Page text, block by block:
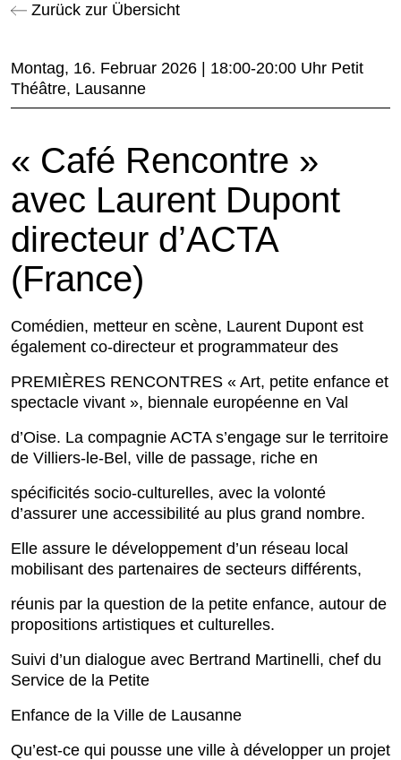
Zurück zur Übersicht
Montag, 16. Februar 2026 | 18:00-20:00 Uhr Petit
Théâtre, Lausanne
« Café Rencontre »
avec Laurent Dupont
directeur d’ACTA
(France)
Comédien, metteur en scène, Laurent Dupont est
également co-directeur et programmateur des
PREMIÈRES RENCONTRES « Art, petite enfance et
spectacle vivant », biennale européenne en Val
d’Oise. La compagnie ACTA s’engage sur le territoire
de Villiers-le-Bel, ville de passage, riche en
spécificités socio-culturelles, avec la volonté
d’assurer une accessibilité au plus grand nombre.
Elle assure le développement d’un réseau local
mobilisant des partenaires de secteurs différents,
réunis par la question de la petite enfance, autour de
propositions artistiques et culturelles.
Suivi d’un dialogue avec Bertrand Martinelli, chef du
Service de la Petite
Enfance de la Ville de Lausanne
Qu’est-ce qui pousse une ville à développer un projet